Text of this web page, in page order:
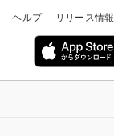
ヘルプ リリース情報